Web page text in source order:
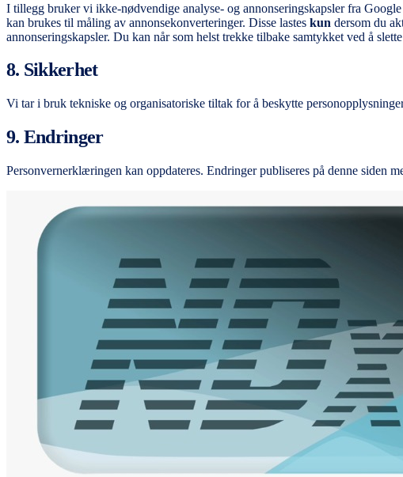
I tillegg bruker vi ikke-nødvendige analyse- og annonseringskapsler fra
kan brukes til måling av annonsekonverteringer. Disse lastes kun dersom du
annonseringskapsler. Du kan når som helst trekke tilbake samtykket ved å
8. Sikkerhet
Vi tar i bruk tekniske og organisatoriske tiltak for å beskytte
9. Endringer
Personvernerklæringen kan oppdateres. Endringer publiseres på denne siden